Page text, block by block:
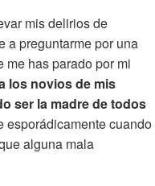
mis delirios de
a preguntarme por una
me has parado por mi
los novios de mis
ser la madre de todos
esporádicamente cuando
alguna mala